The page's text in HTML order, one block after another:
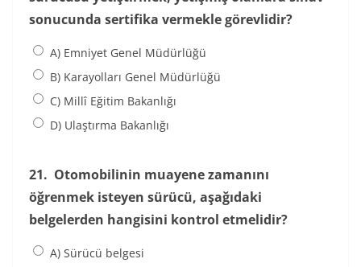
sonucunda sertifika vermekle görevlidir?
A) Emniyet Genel Müdürlüğü
B) Karayolları Genel Müdürlüğü
C) Millî Eğitim Bakanlığı
D) Ulaştırma Bakanlığı
21. Otomobilinin muayene zamanını
öğrenmek isteyen sürücü, aşağıdaki
belgelerden han­gisini kontrol etmelidir?
A) Sürücü belgesi